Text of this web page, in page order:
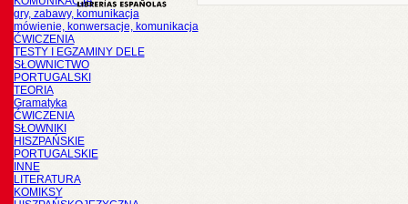
gry, zabawy, komunikacja
mówienie, konwersacje, komunikacja
ĆWICZENIA
TESTY I EGZAMINY DELE
SŁOWNICTWO
PORTUGALSKI
TEORIA
Gramatyka
ĆWICZENIA
SŁOWNIKI
HISZPAŃSKIE
PORTUGALSKIE
INNE
LITERATURA
KOMIKSY